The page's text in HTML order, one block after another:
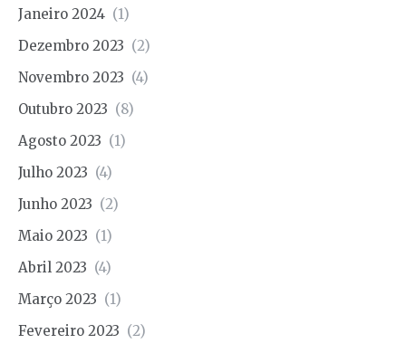
Janeiro 2024 (1)
Dezembro 2023 (2)
Novembro 2023 (4)
Outubro 2023 (8)
Agosto 2023 (1)
Julho 2023 (4)
Junho 2023 (2)
Maio 2023 (1)
Abril 2023 (4)
Março 2023 (1)
Fevereiro 2023 (2)